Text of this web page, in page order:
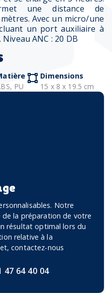
une distance de
Avec un micro/une
un port auxiliaire à
ANC : 20 DB
PU
Dimensions
15 x 8 x 19.5 cm
Notre
de la préparation de votre
résultat optimal lors du
relative à la
contactez-nous
47 64 40 04